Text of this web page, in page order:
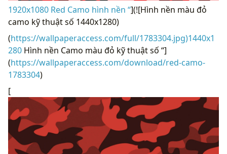
1920x1080 Red Camo hình nền “](![Hình nền màu đỏ
camo kỹ thuật số 1440x1280)
(https://wallpaperaccess.com/full/1783304.jpg)1440x1
280 Hình nền Camo màu đỏ kỹ thuật số “]
(https://wallpaperaccess.com/download/red-camo-
1783304)
[